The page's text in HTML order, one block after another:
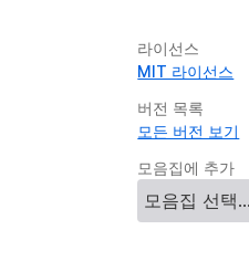
라이선스
MIT 라이선스
버전 목록
모든 버전 보기
모음집에 추가